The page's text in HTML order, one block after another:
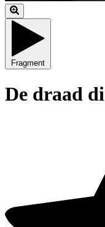
Fragment
De draad